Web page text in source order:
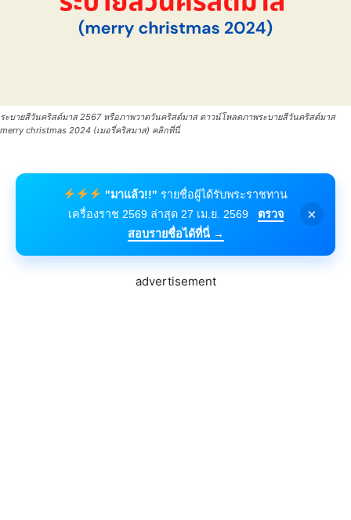
ระบายสีวันคริสต์มาส 2567 หรือภาพวาดวันคริสต์มาส ดาวน์โหลดภาพระบายสีวันคริสต์มาส
merry christmas 2024 (เมอรี่คริสมาส) คลิกที่นี่
"มาแล้ว!!" รายชื่อผู้ได้รับพระราชทาน
เครื่องราช 2569 ล่าสุด 27 เม.ย. 2569
ตรวจ
สอบรายชื่อได้ที่นี่ →
×
advertisement